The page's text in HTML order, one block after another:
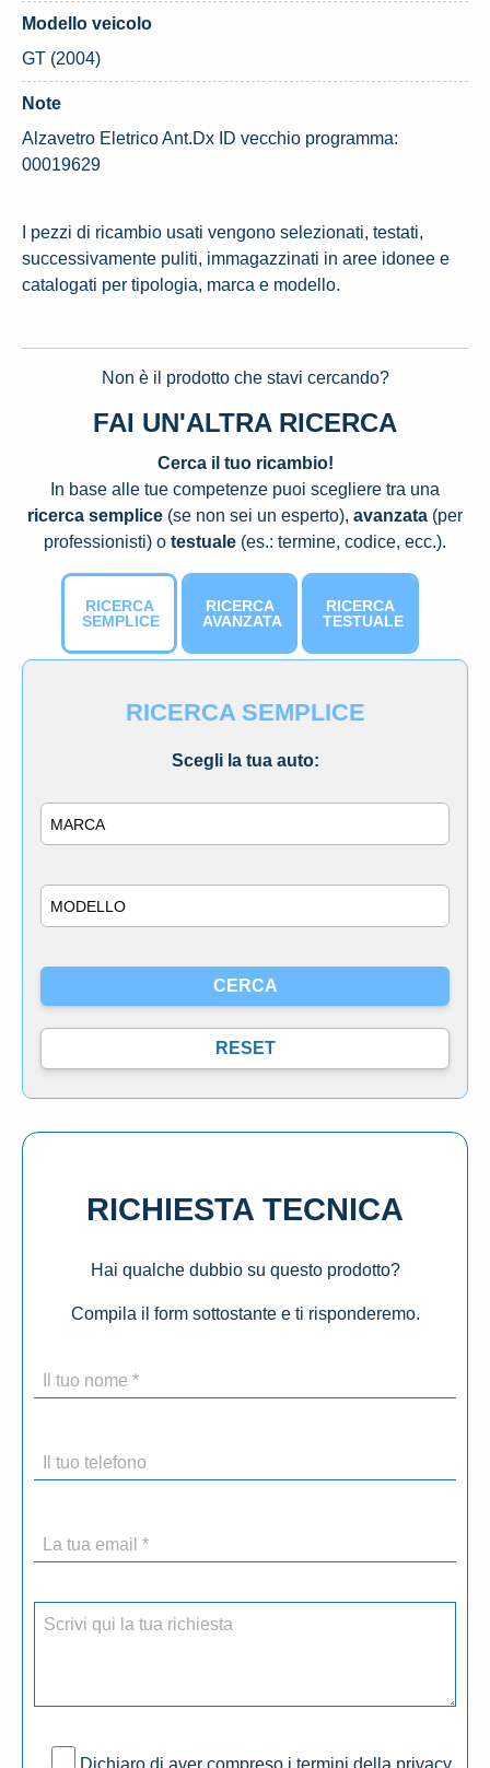
Modello veicolo
GT (2004)
Note
Alzavetro Eletrico Ant.Dx ID vecchio programma:
00019629
I pezzi di ricambio usati vengono selezionati, testati,
successivamente puliti, immagazzinati in aree idonee e
catalogati per tipologia, marca e modello.
Non è il prodotto che stavi cercando?
FAI UN'ALTRA RICERCA
Cerca il tuo ricambio!
In base alle tue competenze puoi scegliere tra una
ricerca semplice (se non sei un esperto), avanzata (per
professionisti) o testuale (es.: termine, codice, ecc.).
RICERCA
SEMPLICE
RICERCA
AVANZATA
RICERCA
TESTUALE
RICERCA SEMPLICE
Scegli la tua auto:
RICHIESTA TECNICA
Hai qualche dubbio su questo prodotto?
Compila il form sottostante e ti risponderemo.